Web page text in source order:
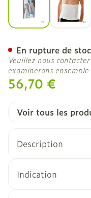
56,70 €
En rupture de
Veuillez nous
examinerons
Voir tous les
Description
Indication